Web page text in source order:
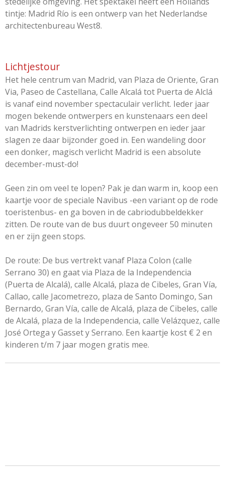
tintje: Madrid Río is een ontwerp van het Nederlandse
architectenbureau West8.
Lichtjestour
Het hele centrum van Madrid, van Plaza de Oriente, Gran
Via, Paseo de Castellana, Calle Alcalá tot Puerta de Alclá
is vanaf eind november spectaculair verlicht. Ieder jaar
mogen bekende ontwerpers en kunstenaars een deel
van Madrids kerstverlichting ontwerpen en ieder jaar
slagen ze daar bijzonder goed in. Een wandeling door
een donker, magisch verlicht Madrid is een absolute
december-must-do!
Geen zin om veel te lopen? Pak je dan warm in, koop een
kaartje voor de speciale Navibus -een variant op de rode
toeristenbus- en ga boven in de cabriodubbeldekker
zitten. De route van de bus duurt ongeveer 50 minuten
en er zijn geen stops.
De route: De bus vertrekt vanaf Plaza Colon (calle
Serrano 30) en gaat via Plaza de la Independencia
(Puerta de Alcalá), calle Alcalá, plaza de Cibeles, Gran Vía,
Callao, calle Jacometrezo, plaza de Santo Domingo, San
Bernardo, Gran Vía, calle de Alcalá, plaza de Cibeles, calle
de Alcalá, plaza de la Independencia, calle Velázquez, calle
José Ortega y Gasset y Serrano. Een kaartje kost € 2 en
kinderen t/m 7 jaar mogen gratis mee.